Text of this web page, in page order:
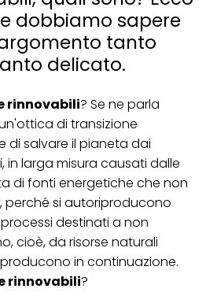
dobbiamo sapere
tanto
delicato.
rinnovabili? Se ne parla
di transizione
di salvare il pianeta dai
in larga misura causati dalle
di fonti energetiche che non
perché si autoriproducono
destinati a non
cioè, da risorse naturali
in continuazione.
rinnovabili?